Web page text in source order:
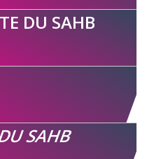
DU SAHB
SAHB